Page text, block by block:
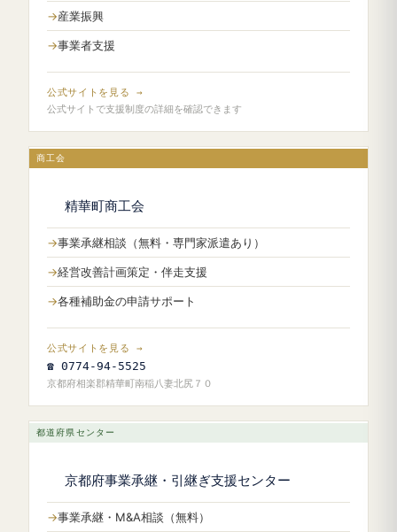
産業振興
事業者支援
公式サイトを見る →
公式サイトで支援制度の詳細を確認できます
商工会
精華町商工会
事業承継相談（無料・専門家派遣あり）
経営改善計画策定・伴走支援
各種補助金の申請サポート
公式サイトを見る →
☎ 0774-94-5525
京都府相楽郡精華町南稲八妻北尻７０
都道府県センター
京都府事業承継・引継ぎ支援センター
事業承継・M&A相談（無料）